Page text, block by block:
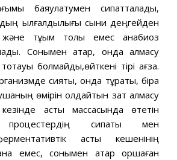
баяулатумен сипатталады,
ылғалдылығы сыни деңгейден
тұқым толық емес анабиоз
Сонымен қатар, онда алмасу
болмайды,өйткені тірі ағза.
сияқты, онда тұрақты, бірақ
өмірін қолдайтын зат алмасу
кезінде астық массасында өтетін
процестердің сипаты мен
астық кешенінің
емес, сонымен қатар қоршаған